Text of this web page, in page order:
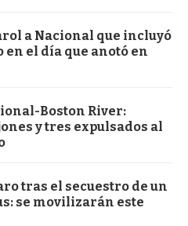
a Nacional que incluyó
en el día que anotó en
Boston River:
y tres expulsados al
tras el secuestro de un
se movilizarán este